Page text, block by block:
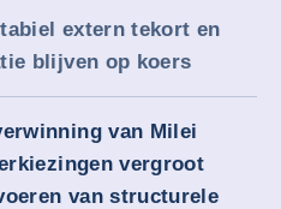
extern tekort en
blijven op koers
van Milei
vergroot
van structurele